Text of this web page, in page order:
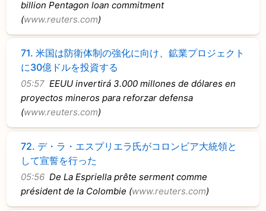
billion Pentagon loan commitment
(www.reuters.com)
71.米国は防衛体制の強化に向け、鉱業プロジェクト
に30億ドルを投資する
05:57 EEUU invertirá 3.000 millones de dólares en
proyectos mineros para reforzar defensa
(www.reuters.com)
72. デ・ラ・エスプリエラ氏がコロンビア大統領と
して宣誓を行った
05:56 De La Espriella prête serment comme
président de la Colombie (www.reuters.com)